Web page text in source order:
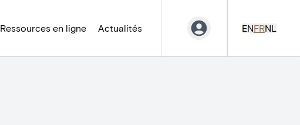
Ressources en ligne Actualités ENFRNL